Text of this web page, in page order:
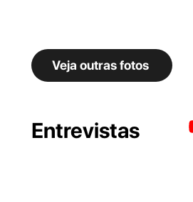
Veja outras fotos
Entrevistas